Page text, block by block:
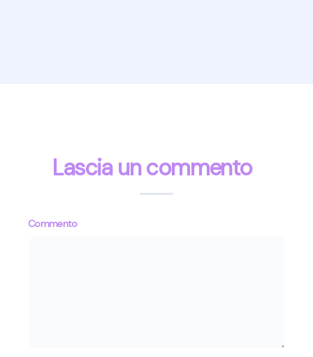
Lascia un commento
Commento